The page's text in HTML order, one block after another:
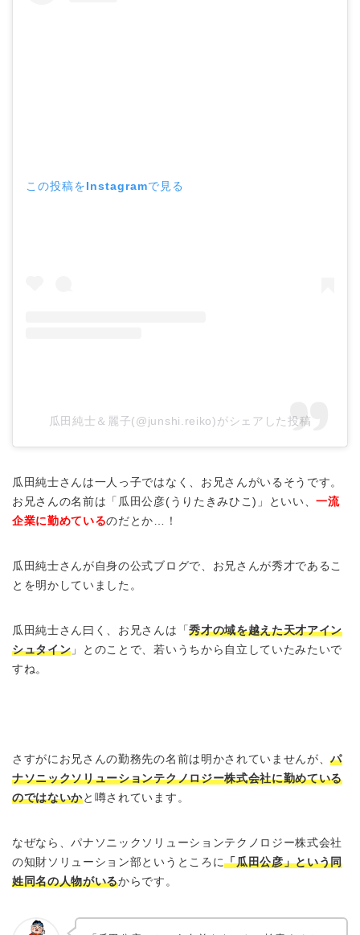
この投稿をInstagramで見る
瓜田純士＆麗子(@junshi.reiko)がシェアした投稿
瓜田純士さんは一人っ子ではなく、お兄さんがいるそうです。
お兄さんの名前は「瓜田公彦(うりたきみひこ)」といい、一流
企業に勤めているのだとか…！
瓜田純士さんが自身の公式ブログで、お兄さんが秀才であるこ
とを明かしていました。
瓜田純士さん曰く、お兄さんは「秀才の域を越えた天才アイン
シュタイン 」とのことで、若いうちから自立していたみたいで
すね。
さすがにお兄さんの勤務先の名前は明かされていませんが、パ
ナソニックソリューションテクノロジー株式会社に勤めている
のではないかと噂されています。
なぜなら、パナソニックソリューションテクノロジー株式会社
の知財ソリューション部というところに「瓜田公彦」という同
姓同名の人物がいるからです。